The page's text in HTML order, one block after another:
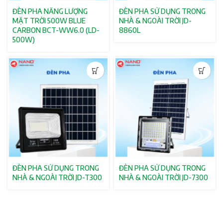
ĐÈN PHA NĂNG LƯỢNG
MẶT TRỜI 500W BLUE
CARBON BCT-WW6.0 (LD-
500W)
ĐÈN PHA SỬ DỤNG TRONG
NHÀ & NGOÀI TRỜI JD-
8860L
ĐÈN PHA SỬ DỤNG TRONG
NHÀ & NGOÀI TRỜI JD-T300
ĐÈN PHA SỬ DỤNG TRONG
NHÀ & NGOÀI TRỜI JD-7300